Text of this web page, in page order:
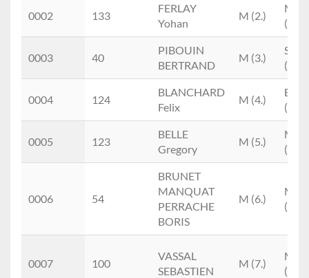
0002 133
FERLAY
Yohan
M (2.)
()
0003 40
PIBOUIN
BERTRAND
M (3.)
SEM
()
0004 124
BLANCHARD
Felix
M (4.)
ESM
(1.)
0005 123
BELLE
Gregory
M (5.)
(1.)
0006 54
BRUNET
MANQUAT
PERRACHE
BORIS
M (6.)
(1.)
0007 100
VASSAL
SEBASTIEN
M (7.)
(1.)